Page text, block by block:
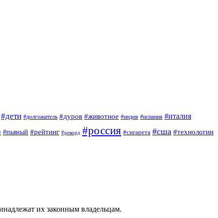
#дети #долгожитель #дуров #животное #индия #испания #италия
#пьяный #рейтинг #рекорд #россия #сигарета #сша #технологии
их законным владельцам.